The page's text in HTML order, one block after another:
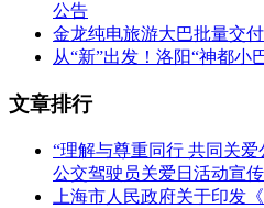
公告
金龙纯电旅游大巴批量交付
从“新”出发！洛阳“神都小
文章排行
“理解与尊重同行 共同关爱
公交驾驶员关爱日活动宣
上海市人民政府关于印发